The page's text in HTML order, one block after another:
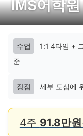
IMS어학원
수업
1:1 4타임 +
준
장점 세부 도심에
4주 91.8만